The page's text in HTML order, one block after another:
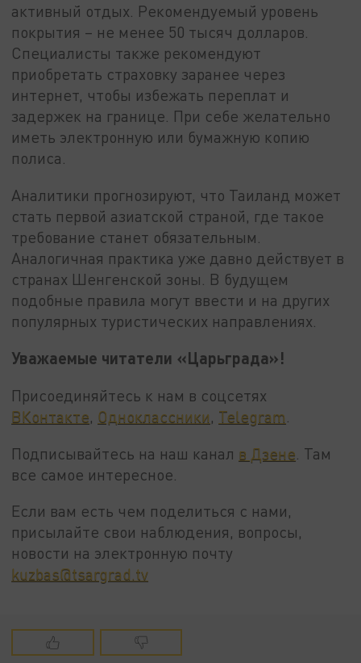
активный отдых. Рекомендуемый уровень
покрытия – не менее 50 тысяч долларов.
Специалисты также рекомендуют
приобретать страховку заранее через
интернет, чтобы избежать переплат и
задержек на границе. При себе желательно
иметь электронную или бумажную копию
полиса.
Аналитики прогнозируют, что Таиланд может
стать первой азиатской страной, где такое
требование станет обязательным.
Аналогичная практика уже давно действует в
странах Шенгенской зоны. В будущем
подобные правила могут ввести и на других
популярных туристических направлениях.
Уважаемые читатели «Царьграда»!
Присоединяйтесь к нам в соцсетях
ВКонтакте, Одноклассники, Telegram
Подписывайтесь на наш канал в Дзене . Там
все самое интересное.
Если вам есть чем поделиться с нами,
присылайте свои наблюдения, вопросы,
новости на электронную почту
kuzbas@tsargrad.tv